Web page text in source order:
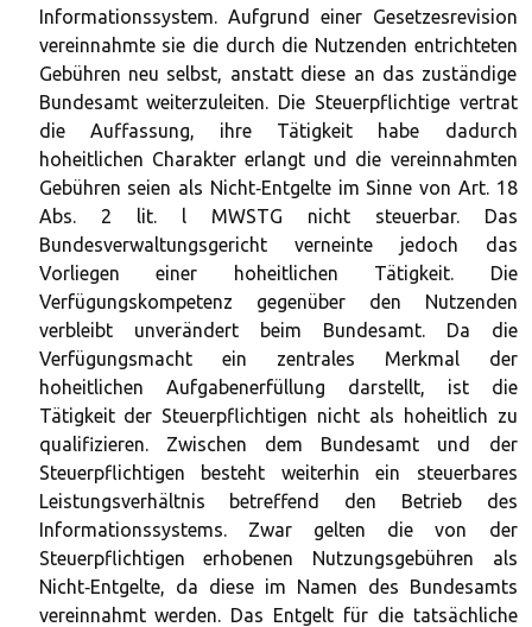
Informationssystem. Aufgrund einer Gesetzesrevision
vereinnahmte sie die durch die Nutzenden entrichteten
Gebühren neu selbst, anstatt diese an das zuständige
Bundesamt weiterzuleiten. Die Steuerpflichtige vertrat
die Auffassung, ihre Tätigkeit habe dadurch
hoheitlichen Charakter erlangt und die vereinnahmten
Gebühren seien als Nicht‑Entgelte im Sinne von Art. 18
Abs. 2 lit. l MWSTG nicht steuerbar. Das
Bundesverwaltungsgericht verneinte jedoch das
Vorliegen einer hoheitlichen Tätigkeit. Die
Verfügungskompetenz gegenüber den Nutzenden
verbleibt unverändert beim Bundesamt. Da die
Verfügungsmacht ein zentrales Merkmal der
hoheitlichen Aufgabenerfüllung darstellt, ist die
Tätigkeit der Steuerpflichtigen nicht als hoheitlich zu
qualifizieren. Zwischen dem Bundesamt und der
Steuerpflichtigen besteht weiterhin ein steuerbares
Leistungsverhältnis betreffend den Betrieb des
Informationssystems. Zwar gelten die von der
Steuerpflichtigen erhobenen Nutzungsgebühren als
Nicht‑Entgelte, da diese im Namen des Bundesamts
vereinnahmt werden. Das Entgelt für die tatsächliche